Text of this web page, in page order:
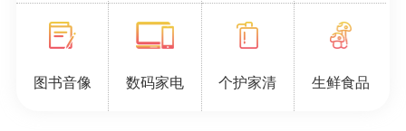
图书音像 数码家电 个护家清 生鲜食品